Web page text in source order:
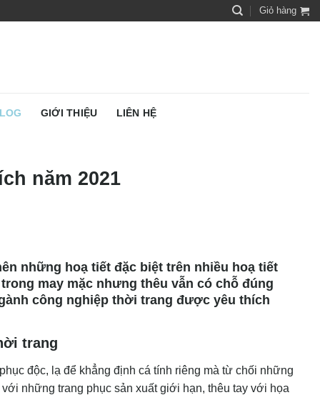
Giỏ hàng
GIỚI THIỆU LIÊN HỆ
năm 2021
những hoạ tiết đặc biệt trên nhiều hoạ tiết
may mặc nhưng thêu vẫn có chỗ đúng
công nghiệp thời trang được yêu thích
trang
độc, lạ để khẳng định cá tính riêng mà từ chối những
những trang phục sản xuất giới hạn, thêu tay với họa